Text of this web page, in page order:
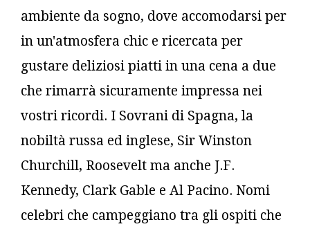
ambiente da sogno, dove accomodarsi per
in un'atmosfera chic e ricercata per
gustare deliziosi piatti in una cena a due
che rimarrà sicuramente impressa nei
vostri ricordi. I Sovrani di Spagna, la
nobiltà russa ed inglese, Sir Winston
Churchill, Roosevelt ma anche J.F.
Kennedy, Clark Gable e Al Pacino. Nomi
celebri che campeggiano tra gli ospiti che